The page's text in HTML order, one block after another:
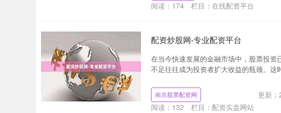
阅读： 174 栏目： 在线配资平台
配资炒股网-专业配资平台
在当今快速发展的金融市场中，股票投
不足往往成为投资者扩大收益的瓶颈。
南京股票配资网 更新
阅读： 132 栏目： 配资实盘网站